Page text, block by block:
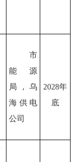
市
能源
局
， 乌
海供电
公司
2028年
底